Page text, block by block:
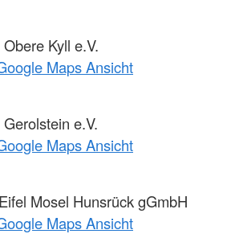
Kyll e.V.
Maps Ansicht
e.V.
Maps Ansicht
Mosel Hunsrück gGmbH
Maps Ansicht